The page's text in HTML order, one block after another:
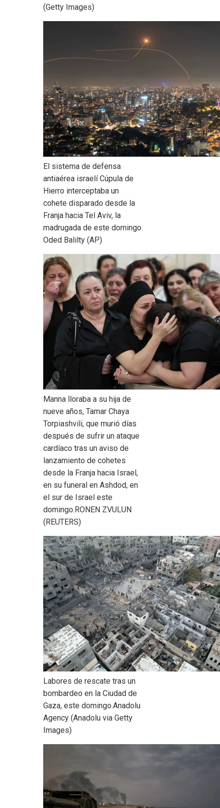
(Getty Images)
El sistema de defensa
antiaérea israelí Cúpula de
Hierro interceptaba un
cohete disparado desde la
Franja hacia Tel Aviv, la
madrugada de este domingo.
Oded Balilty (AP)
Manna lloraba a su hija de
nueve años, Tamar Chaya
Torpiashvili, que murió días
después de sufrir un ataque
cardíaco tras un aviso de
lanzamiento de cohetes
desde la Franja hacia Israel,
en su funeral en Ashdod, en
el sur de Israel este
domingo.RONEN ZVULUN
(REUTERS)
Labores de rescate tras un
bombardeo en la Ciudad de
Gaza, este domingo.Anadolu
Agency (Anadolu via Getty
Images)